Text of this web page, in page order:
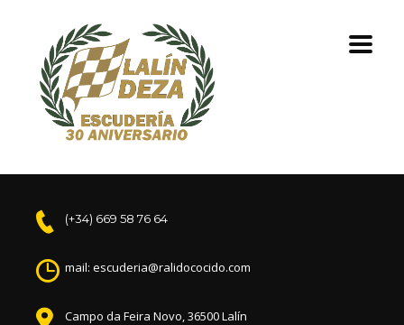
(+34) 669 58 76 64
mail: escuderia@ralidococido.com
Campo da Feira Novo, 36500 Lalín